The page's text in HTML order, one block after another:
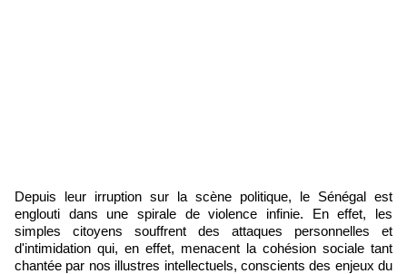
Depuis leur irruption sur la scène politique, le Sénégal est
englouti dans une spirale de violence infinie. En effet, les
simples citoyens souffrent des attaques personnelles et
d'intimidation qui, en effet, menacent la cohésion sociale tant
chantée par nos illustres intellectuels, conscients des enjeux du